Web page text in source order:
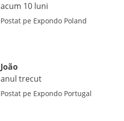
acum 10 luni
Postat pe Expondo Poland
João
anul trecut
Postat pe Expondo Portugal